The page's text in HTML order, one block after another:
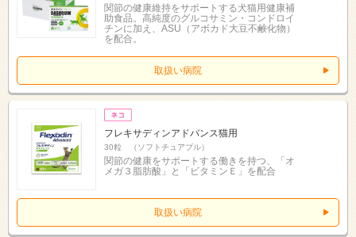
関節の健康維持をサポートする犬猫用健康補
助食品。高純度のグルコサミン・コンドロイ
チンに加え、ASU（アボカド大豆不鹸化物）
を配合。
取扱い病院
フレキサディンアドバンス猫用
30粒 （ソフトチュアブル）
関節の健康をサポートする働きを持つ、「オ
メガ３脂肪酸」と「ビタミンＥ」を配合
取扱い病院